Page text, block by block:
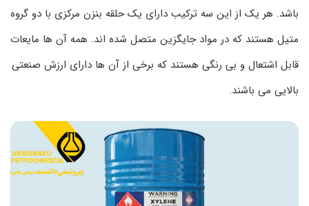
باشد. هر یک از این سه ترکیب دارای یک حلقه بنزن مرکزی با دو گروه
متیل هستند که در مواد جایگزین متصل شده اند. همه آن ها مایعات
قابل اشتعال و بی رنگی هستند که برخی از آن ها دارای ارزش صنعتی
بالایی می باشند.